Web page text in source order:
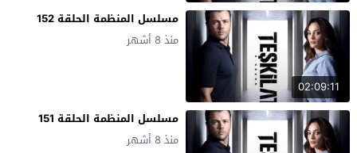
02:09:11
مسلسل المنظمة الحلقة 152
منذ 8 أشهر
مسلسل المنظمة الحلقة 151
منذ 8 أشهر